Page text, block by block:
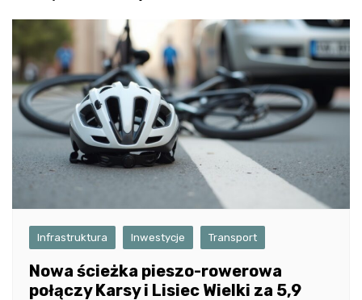
Infrastruktura Inwestycje Transport
Nowa ścieżka pieszo-rowerowa
połączy Karsy i Lisiec Wielki za 5,9